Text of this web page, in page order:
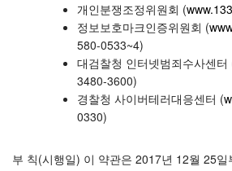
개인분쟁조정위원회 (
정보보호마크인증위원회 (
580-0533~4)
대검찰청 인터넷범죄수사센터
3480-3600)
경찰청 사이버테러대응센터 (
0330)
부 칙(시행일) 이 약관은 2017년 12월 25일